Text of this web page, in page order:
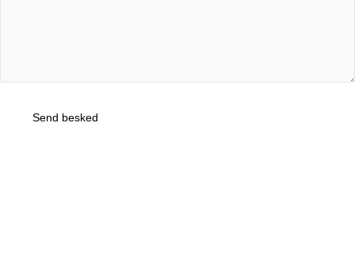
Send besked